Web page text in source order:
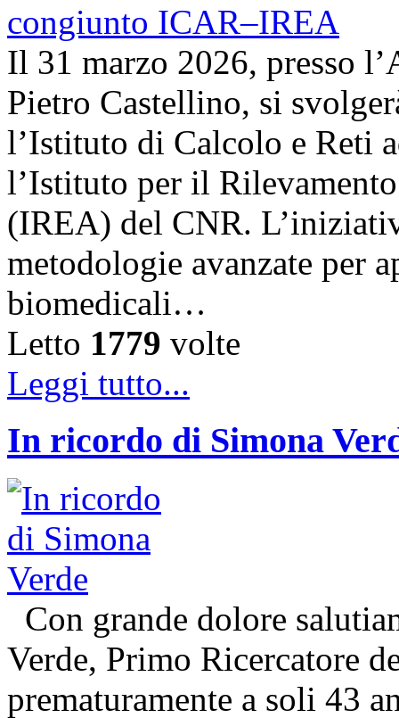
Il 31 marzo 2026, presso
Pietro Castellino, si
l’Istituto di Calcolo e Reti
l’Istituto per il
(IREA) del CNR.
metodologie avanzate per
biomedicali…
Letto 1779 volte
Leggi tutto...
In ricordo di Simona
Con grande dolore
Verde, Primo Ricercatore
prematuramente a soli 43